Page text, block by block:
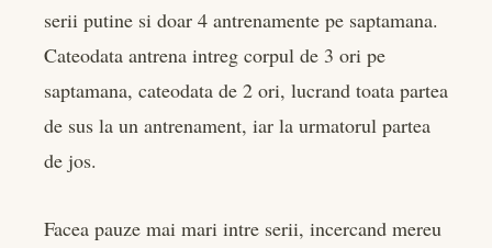
serii putine si doar 4 antrenamente pe saptamana.
Cateodata antrena intreg corpul de 3 ori pe
saptamana, cateodata de 2 ori, lucrand toata partea
de sus la un antrenament, iar la urmatorul partea
de jos.
Facea pauze mai mari intre serii, incercand mereu